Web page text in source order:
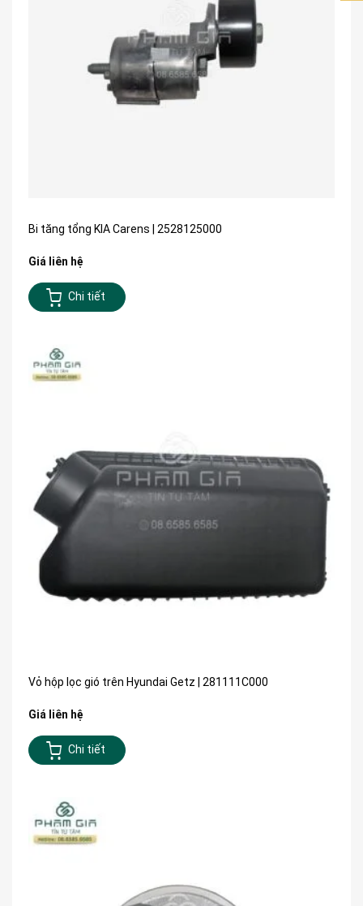
Bi tăng tổng KIA Carens | 2528125000
Giá liên hệ
Chi tiết
Vỏ hộp lọc gió trên Hyundai Getz | 281111C000
Giá liên hệ
Chi tiết